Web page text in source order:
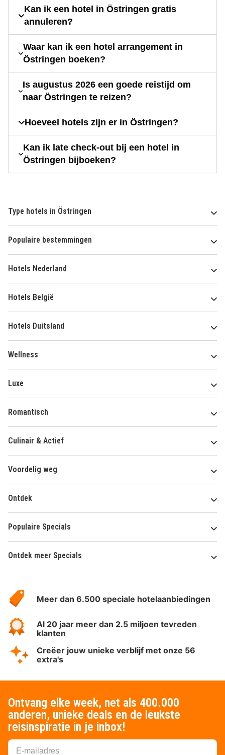
Kan ik een hotel in Östringen gratis
annuleren?
Waar kan ik een hotel arrangement in
Östringen boeken?
Is augustus 2026 een goede reistijd om
naar Östringen te reizen?
Hoeveel hotels zijn er in Östringen?
Kan ik late check-out bij een hotel in
Östringen bijboeken?
Type hotels in Östringen
Populaire bestemmingen
Hotels Nederland
Hotels België
Hotels Duitsland
Wellness
Luxe
Romantisch
Culinair & Actief
Voordelig weg
Ontdek
Populaire Specials
Ontdek meer Specials
HotelSpecials
Meer dan 6.500 speciale hotelaanbiedingen
Al 20 jaar meer dan 2.5 miljoen tevreden
klanten
Creëer jouw unieke verblijf met onze 56
extra's
Ontvang elke week, net als 400.000
anderen, unieke deals en de leukste
reisinspiratie in je inbox!